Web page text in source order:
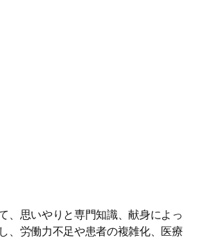
、思いやりと専門知識、献身によっ
、労働力不足や患者の複雑化、医療